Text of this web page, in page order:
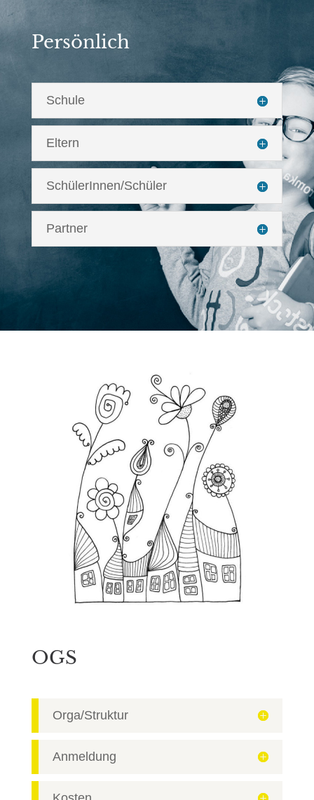
Persönlich
Schule
Eltern
SchülerInnen/Schüler
Partner
OGS
Orga/Struktur
Anmeldung